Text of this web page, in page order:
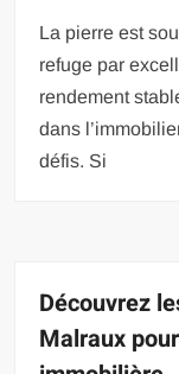
La pierre est
refuge par
rendement
dans
défis. Si
Découvrez
Malraux